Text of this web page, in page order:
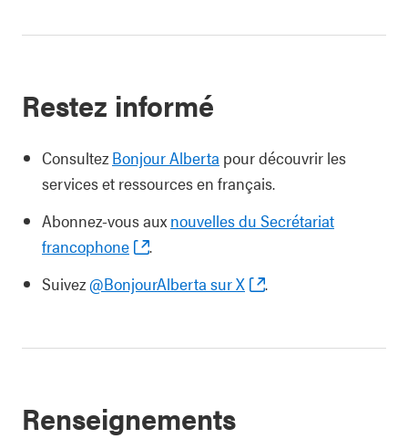
Restez informé
Consultez Bonjour Alberta pour découvrir les
services et ressources en français.
Abonnez-vous auxnouvelles du Secrétariat
francophone
.
Suivez@BonjourAlberta sur X .
Renseignements